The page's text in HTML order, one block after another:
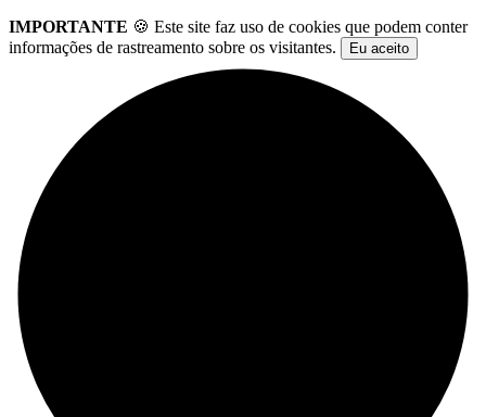
IMPORTANTE 🍪 Este site faz uso de cookies que podem conter
informações de rastreamento sobre os visitantes.
Eu aceito